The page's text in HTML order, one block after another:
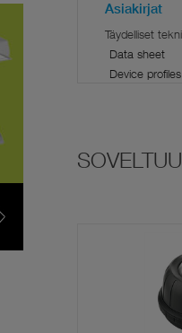
Asiakirjat
Data sheet
Device profiles